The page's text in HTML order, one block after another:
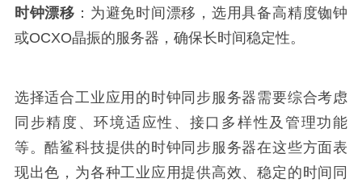
时钟漂移 ：为避免时间漂移，选用具备高精度铷钟
或OCXO晶振的服务器，确保长时间稳定性。
选择适合工业应用的时钟同步服务器需要综合考虑
同步精度、环境适应性、接口多样性及管理功能
等。酷鲨科技提供的时钟同步服务器在这些方面表
现出色，为各种工业应用提供高效、稳定的时间同